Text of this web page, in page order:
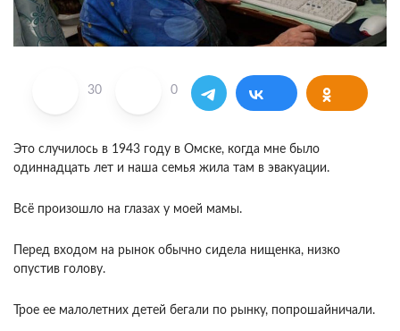
30 0
Это случилось в 1943 году в Омске, когда мне было
одиннадцать лет и наша семья жила там в эвакуации.
Всё произошло на глазах у моей мамы.
Перед входом на рынок обычно сидела нищенка, низко
опустив голову.
Трое ее малолетних детей бегали по рынку, попрошайничали.